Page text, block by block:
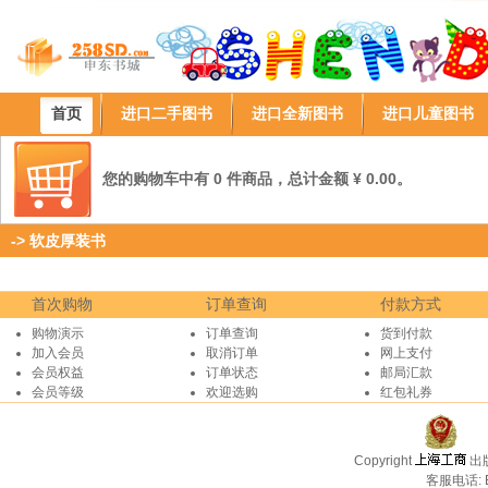
首页 进口二手图书 进口全新图书 进口儿童图书
您的购物车中有 0 件商品，总计金额 ¥ 0.00。
-> 软皮厚装书
首次购物
购物演示
加入会员
会员权益
会员等级
订单查询
订单查询
取消订单
订单状态
欢迎选购
付款方式
货到付款
网上支付
邮局汇款
红包礼券
Copyright
出
客服电话: